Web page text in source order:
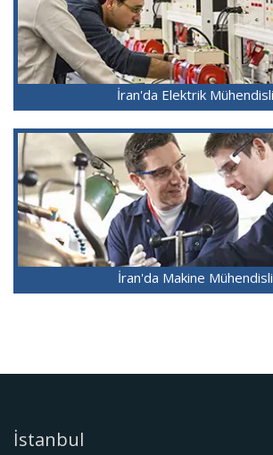
İran'da Elektrik
İran'da Makine
İstanbul